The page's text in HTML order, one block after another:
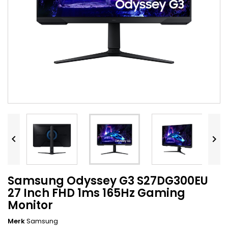
 
Samsung Odyssey G3 S27DG300EU
27 Inch FHD 1ms 165Hz Gaming
Monitor
MerkSamsung